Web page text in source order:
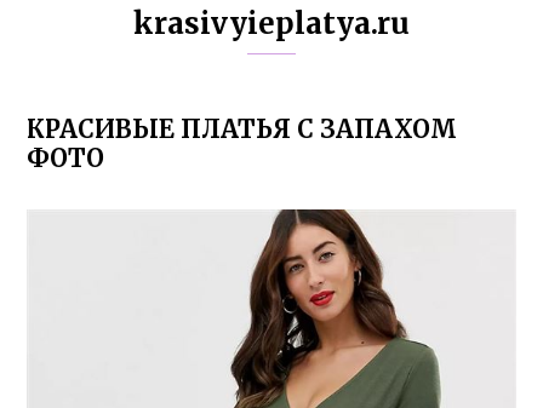
krasivyieplatya.ru
КРАСИВЫЕ ПЛАТЬЯ С ЗАПАХОМ
ФОТО